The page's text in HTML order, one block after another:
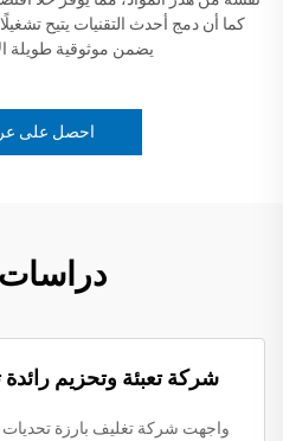
كما أن دمج أحدث التقنيات يتيح
يضمن موثوقية طويلة
احصل على
شركة تعبئة وتحزيم رائدة
واجهت شركة تغليف بارزة تحديات